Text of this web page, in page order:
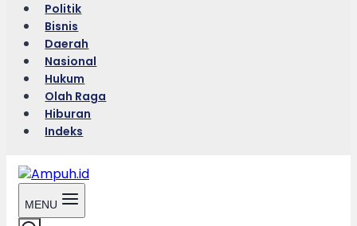
Politik
Bisnis
Daerah
Nasional
Hukum
Olah Raga
Hiburan
Indeks
MENU